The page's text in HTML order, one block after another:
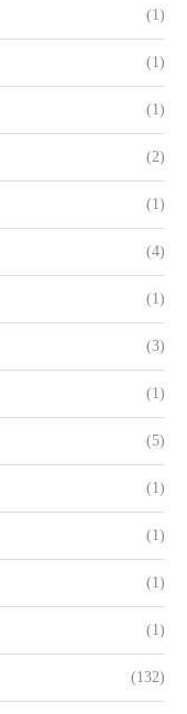
(1)
(1)
(1)
(2)
(1)
(4)
(1)
(3)
(1)
(5)
(1)
(1)
(1)
(1)
(132)